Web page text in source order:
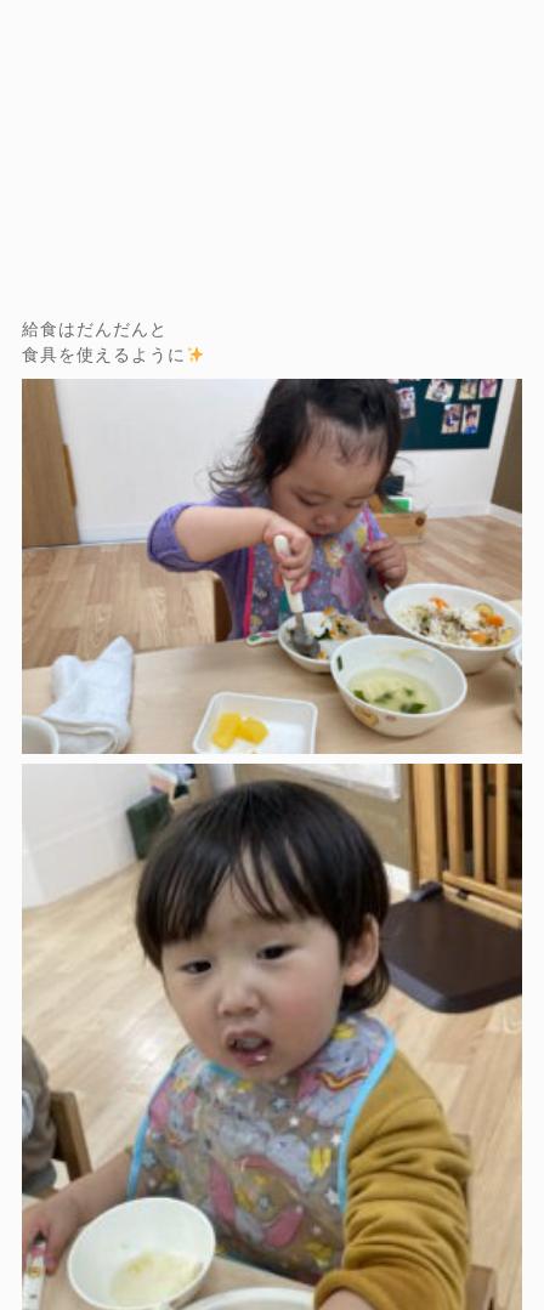
給食はだんだんと
食具を使えるように